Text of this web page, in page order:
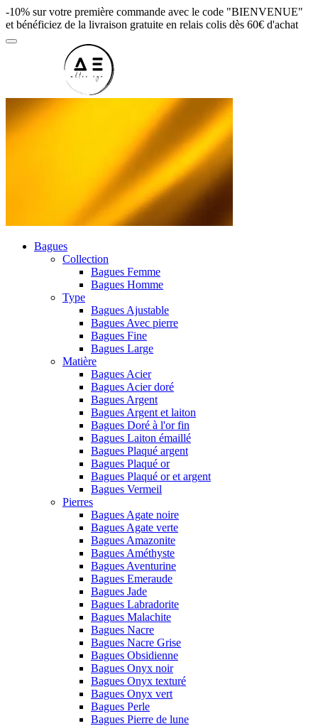
-10% sur votre première commande avec le code "BIENVENUE"
et bénéficiez de la livraison gratuite en relais colis dès 60€ d'achat
Bagues
Collection
Bagues Femme
Bagues Homme
Type
Bagues Ajustable
Bagues Avec pierre
Bagues Fine
Bagues Large
Matière
Bagues Acier
Bagues Acier doré
Bagues Argent
Bagues Argent et laiton
Bagues Doré à l'or fin
Bagues Laiton émaillé
Bagues Plaqué argent
Bagues Plaqué or
Bagues Plaqué or et argent
Bagues Vermeil
Pierres
Bagues Agate noire
Bagues Agate verte
Bagues Amazonite
Bagues Améthyste
Bagues Aventurine
Bagues Emeraude
Bagues Jade
Bagues Labradorite
Bagues Malachite
Bagues Nacre
Bagues Nacre Grise
Bagues Obsidienne
Bagues Onyx noir
Bagues Onyx texturé
Bagues Onyx vert
Bagues Perle
Bagues Pierre de lune